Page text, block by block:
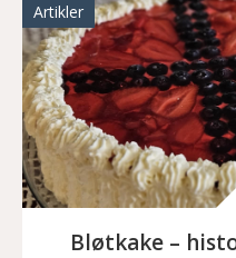
Artikler
Bløtkake –